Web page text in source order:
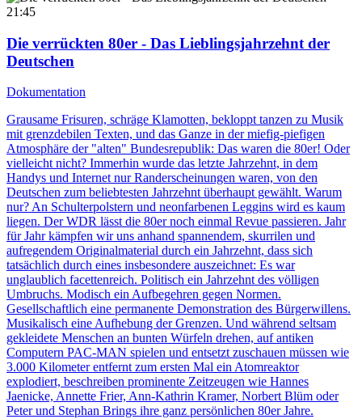
21:45
Die verrückten 80er - Das Lieblingsjahrzehnt der
Deutschen
Dokumentation
Grausame Frisuren, schräge Klamotten, bekloppt tanzen zu Musik
mit grenzdebilen Texten, und das Ganze in der miefig-piefigen
Atmosphäre der "alten" Bundesrepublik: Das waren die 80er! Oder
vielleicht nicht? Immerhin wurde das letzte Jahrzehnt, in dem
Handys und Internet nur Randerscheinungen waren, von den
Deutschen zum beliebtesten Jahrzehnt überhaupt gewählt. Warum
nur? An Schulterpolstern und neonfarbenen Leggins wird es kaum
liegen. Der WDR lässt die 80er noch einmal Revue passieren. Jahr
für Jahr kämpfen wir uns anhand spannendem, skurrilen und
aufregendem Originalmaterial durch ein Jahrzehnt, dass sich
tatsächlich durch eines insbesondere auszeichnet: Es war
unglaublich facettenreich. Politisch ein Jahrzehnt des völligen
Umbruchs. Modisch ein Aufbegehren gegen Normen.
Gesellschaftlich eine permanente Demonstration des Bürgerwillens.
Musikalisch eine Aufhebung der Grenzen. Und während seltsam
gekleidete Menschen an bunten Würfeln drehen, auf antiken
Computern PAC-MAN spielen und entsetzt zuschauen müssen wie
3.000 Kilometer entfernt zum ersten Mal ein Atomreaktor
explodiert, beschreiben prominente Zeitzeugen wie Hannes
Jaenicke, Annette Frier, Ann-Kathrin Kramer, Norbert Blüm oder
Peter und Stephan Brings ihre ganz persönlichen 80er Jahre.